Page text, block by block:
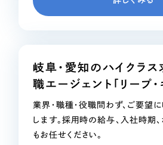
岐阜・愛知のハイクラ
職エージェント「リープ・
業界・職種・役職問わず、ご要望
します。採用時の給与、入社時期
もお任せください。